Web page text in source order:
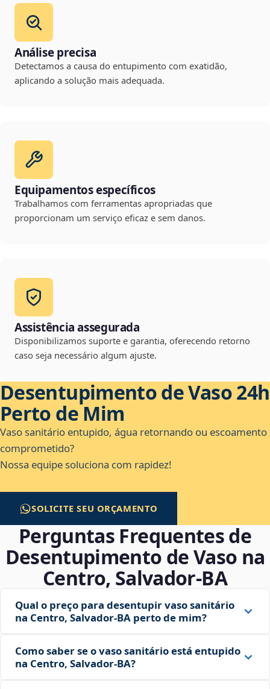
Análise precisa
Detectamos a causa do entupimento com exatidão,
aplicando a solução mais adequada.
Equipamentos específicos
Trabalhamos com ferramentas apropriadas que
proporcionam um serviço eficaz e sem danos.
Assistência assegurada
Disponibilizamos suporte e garantia, oferecendo retorno
caso seja necessário algum ajuste.
Desentupimento de Vaso 24h
Perto de Mim
Vaso sanitário entupido, água retornando ou escoamento
comprometido?
Nossa equipe soluciona com rapidez!
SOLICITE SEU ORÇAMENTO
Perguntas Frequentes de
Desentupimento de Vaso na
Centro, Salvador‑BA
Qual o preço para desentupir vaso sanitário
na Centro, Salvador‑BA perto de mim?
Como saber se o vaso sanitário está entupido
na Centro, Salvador‑BA?